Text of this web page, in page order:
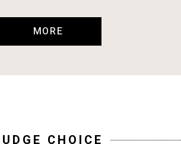
MORE
CHOICE